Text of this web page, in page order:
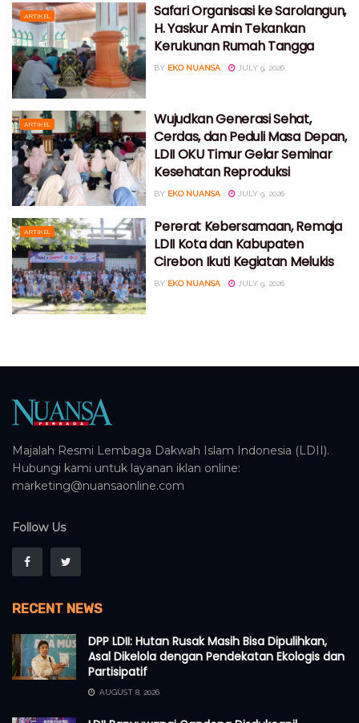
ARTIKEL
Safari Organisasi ke Sarolangun,
H. Yaskur Amin Tekankan
Kerukunan Rumah Tangga
BY EKO NUANSA JULY 9, 2026
ARTIKEL
Wujudkan Generasi Sehat,
Cerdas, dan Peduli Masa Depan,
LDII OKU Timur Gelar Seminar
Kesehatan Reproduksi
BY EKO NUANSA JULY 9, 2026
ARTIKEL
Pererat Kebersamaan, Remaja
LDII Kota dan Kabupaten
Cirebon Ikuti Kegiatan Melukis
BY EKO NUANSA JULY 9, 2026
Majalah Resmi Lembaga Dakwah Islam Indonesia (LDII).
Hubungi kami untuk layanan iklan online:
marketing@nuansaonline.com
Follow Us
RECENT NEWS
DPP LDII: Hutan Rusak Masih Bisa Dipulihkan,
Asal Dikelola dengan Pendekatan Ekologis dan
Partisipatif
AUGUST 8, 2026